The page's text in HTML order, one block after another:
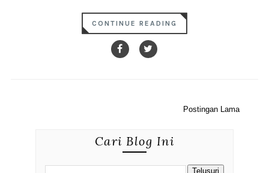
CONTINUE READING
Postingan Lama
Cari Blog Ini